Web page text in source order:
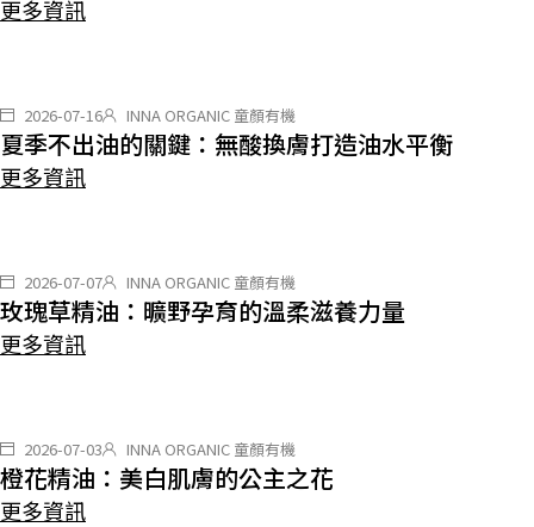
更多資訊
2026-07-16 INNA ORGANIC 童顏有機
夏季不出油的關鍵：無酸換膚打造油水平衡
更多資訊
2026-07-07 INNA ORGANIC 童顏有機
玫瑰草精油：曠野孕育的溫柔滋養力量
更多資訊
2026-07-03 INNA ORGANIC 童顏有機
橙花精油：美白肌膚的公主之花
更多資訊